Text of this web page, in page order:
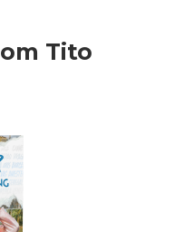
Tito